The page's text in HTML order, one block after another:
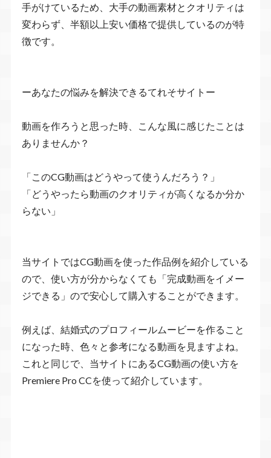
手がけているため、大手の動画素材とクオリティは
変わらず、半額以上安い価格で提供しているのが特
徴です。
ーあなたの悩みを解決できるてれそサイトー
動画を作ろうと思った時、こんな風に感じたことは
ありませんか？
「このCG動画はどうやって使うんだろう？」
「どうやったら動画のクオリティが高くなるか分か
らない」
当サイトではCG動画を使った作品例を紹介している
ので、使い方が分からなくても「完成動画をイメー
ジできる」ので安心して購入することができます。
例えば、結婚式のプロフィールムービーを作ること
になった時、色々と参考になる動画を見ますよね。
これと同じで、当サイトにあるCG動画の使い方を
Premiere Pro CCを使って紹介しています。